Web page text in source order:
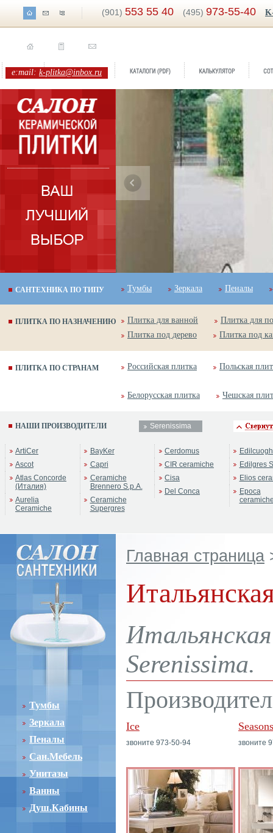
(901) 553 55 40 (495) 973-55-40
e:mail: k-plitka@inbox.ru
Timber
Seasons
САНТЕХНИКА ПО ТИПУ Тумбы Зеркала Пеналы
ПЛИТКА ПО НАЗНАЧЕНИЮ Плитка для ванной
Плитка для
Плитка под дерево
Плитка под
ПЛИТКА ПО СТРАНАМ Российская плитка Польская
Белорусская плитка Чешская
НАШИ ПРОИЗВОДИТЕЛИ Serenissima
ArtiCer
Ascot
Atlas Concorde
(Италия)
Aurelia
Ceramiche
BayKer
Capri
Ceramiche
Brennero S.p.A.
Ceramiche
Supergres
Cerdomus
CIR ceramiche
Cisa
Del Conca
Edilgres
Elios
Epoca
Тумбы
Зеркала
Пеналы
Сан.Мебель
Унитазы
Ванны
Душ.Кабины
Главная страница
Serenissima.
Ice
звоните 973-50-94
Seasons
звоните